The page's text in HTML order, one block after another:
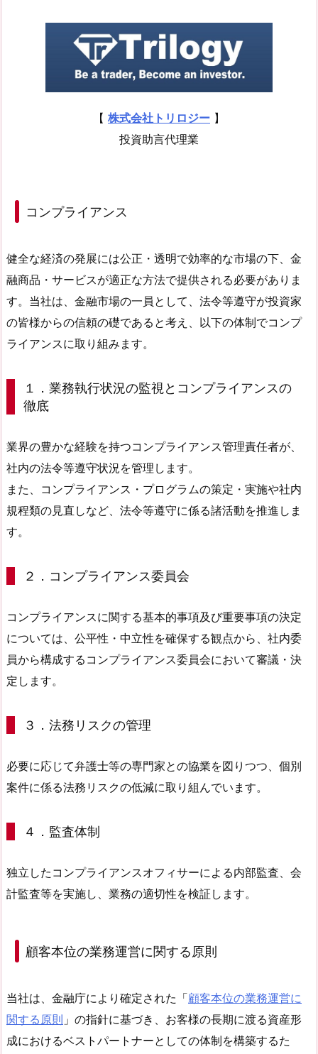
【 株式会社トリロジー 】
投資助言代理業
コンプライアンス
健全な経済の発展には公正・透明で効率的な市場の下、金
融商品・サービスが適正な方法で提供される必要がありま
す。当社は、金融市場の一員として、法令等遵守が投資家
の皆様からの信頼の礎であると考え、以下の体制でコンプ
ライアンスに取り組みます。
１．業務執行状況の監視とコンプライアンスの
徹底
業界の豊かな経験を持つコンプライアンス管理責任者が、
社内の法令等遵守状況を管理します。
また、コンプライアンス・プログラムの策定・実施や社内
規程類の見直しなど、法令等遵守に係る諸活動を推進しま
す。
２．コンプライアンス委員会
コンプライアンスに関する基本的事項及び重要事項の決定
については、公平性・中立性を確保する観点から、社内委
員から構成するコンプライアンス委員会において審議・決
定します。
３．法務リスクの管理
必要に応じて弁護士等の専門家との協業を図りつつ、個別
案件に係る法務リスクの低減に取り組んでいます。
４．監査体制
独立したコンプライアンスオフィサーによる内部監査、会
計監査等を実施し、業務の適切性を検証します。
顧客本位の業務運営に関する原則
当社は、金融庁により確定された「顧客本位の業務運営に
関する原則 」の指針に基づき、お客様の長期に渡る資産形
成におけるベストパートナーとしての体制を構築するた